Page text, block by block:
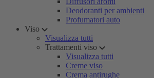
Deodoranti per ambienti
Profumatori auto
Viso
Visualizza tutti
Trattamenti viso
Visualizza tutti
Creme viso
Crema antirughe